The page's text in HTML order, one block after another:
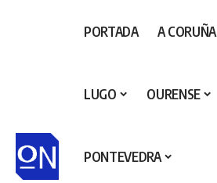
PORTADA A CORUÑA
LUGO OURENSE
PONTEVEDRA